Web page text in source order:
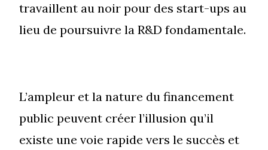
travaillent au noir pour des start-ups au
lieu de poursuivre la R&D fondamentale.
L’ampleur et la nature du financement
public peuvent créer l’illusion qu’il
existe une voie rapide vers le succès et